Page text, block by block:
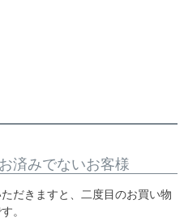
済みでないお客様
だきますと、二度目のお買い物
。